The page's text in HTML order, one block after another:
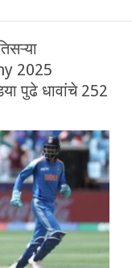
2025
पुढे धावांचे 252